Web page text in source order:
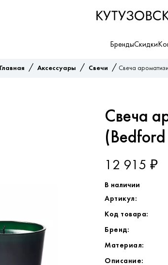
БрендыСкидки
Главная / Аксессуары / Свечи / Свеча
Свеча
12 915 ₽
В наличии
Артикул:
Код товара:
Бренд:
Материал:
Описание: